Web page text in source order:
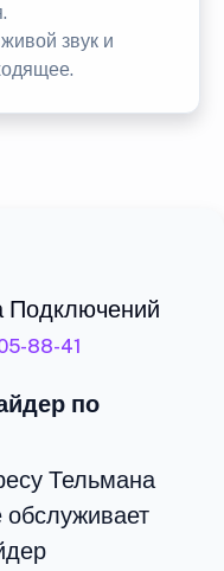
звук и
Подключений
88-41
по
Тельмана